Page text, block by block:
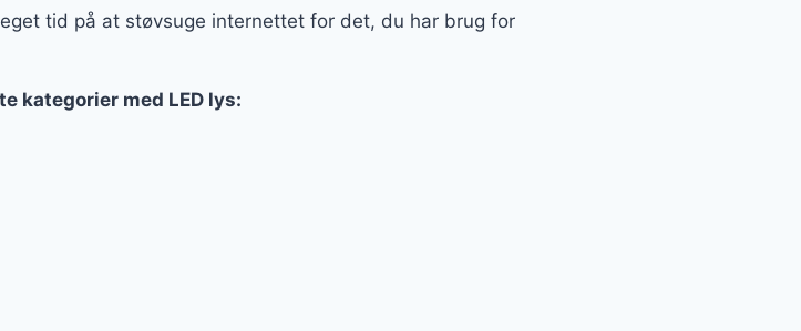
tid på at støvsuge internettet for det, du har brug for
kategorier med LED lys: